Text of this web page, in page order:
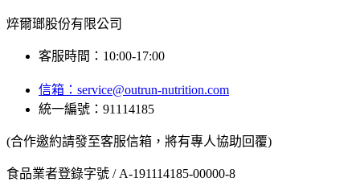
焠爾瑯股份有限公司
客服時間：10:00-17:00
信箱： service@outrun-nutrition.com
統一編號：91114185
(合作邀約請發至客服信箱，將有專人協助回覆)
食品業者登錄字號 / A-191114185-00000-8